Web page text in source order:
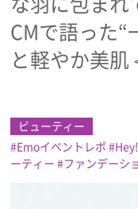
ファッション
ビューティー
エンタメ
CMで語った“
と軽やか美肌
ビューティー
Emoイベントレポ
ーティー
ファンデーシ